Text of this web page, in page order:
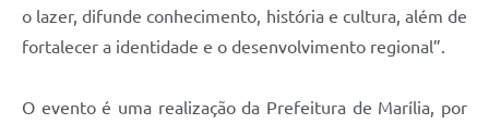
o lazer, difunde conhecimento, história e cultura, além de
fortalecer a identidade e o desenvolvimento regional”.
O evento é uma realização da Prefeitura de Marília, por